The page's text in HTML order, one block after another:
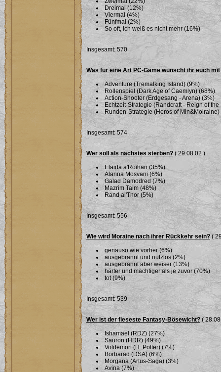
Dreimal (12%)
Viermal (4%)
Fünfmal (2%)
So oft, ich weiß es nicht mehr (16%)
Insgesamt: 570
Was für eine Art PC-Game wünscht ihr euch
Adventure (Tremalking Island) (9%)
Rollenspiel (Dark Age of Caemlyn) (68%)
Action-Shooter (Erdgesang - Arena) (3%)
Echtzeit-Strategie (Randcraft - Reign of
Runden-Strategie (Heros of Min&Moiraine)
Insgesamt: 574
Wer soll als nächstes sterben? ( 29.08.02 )
Elaida a'Roihan (35%)
Alanna Mosvani (6%)
Galad Damodred (7%)
Mazrim Taim (48%)
Rand al'Thor (5%)
Insgesamt: 556
Wie wird Moraine nach ihrer Rückkehr sein? (
genauso wie vorher (6%)
ausgebrannt und nutzlos (2%)
ausgebrannt aber weiser (13%)
härter und mächtiger als je zuvor (70%)
tot (9%)
Insgesamt: 539
Wer ist der fieseste Fantasy-Bösewicht?(
Ishamael (RDZ) (27%)
Sauron (HDR) (49%)
Voldemort (H. Potter) (7%)
Borbarad (DSA) (6%)
Morgana (Artus-Saga) (3%)
Avina (7%)